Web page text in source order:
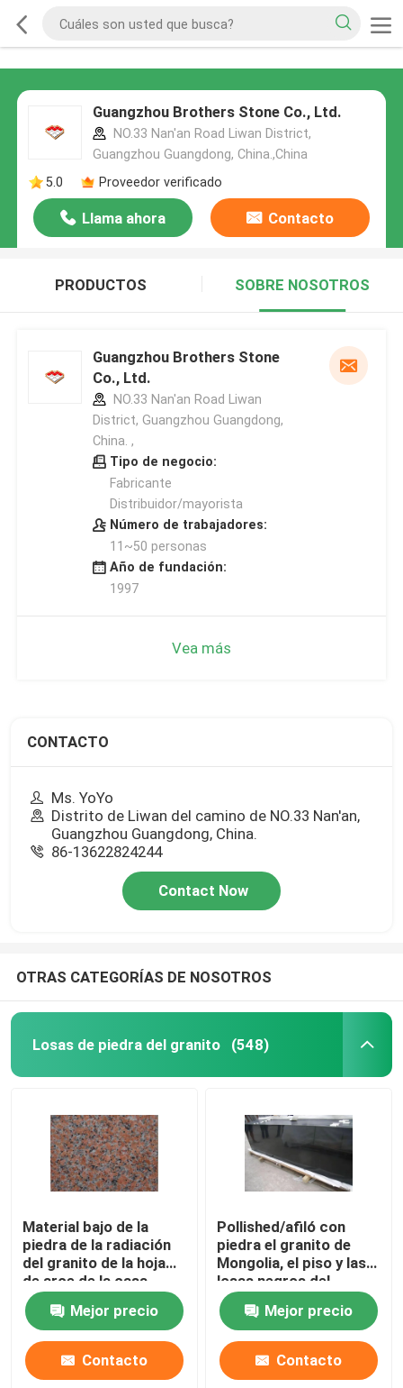
Guangzhou Brothers Stone Co., Ltd.
NO.33 Nan'an Road Liwan District,
Guangzhou Guangdong, China.,China
5.0
Proveedor verificado
Llama ahora Contacto
PRODUCTOS SOBRE NOSOTROS
Guangzhou Brothers Stone
Co., Ltd.
NO.33 Nan'an Road Liwan
District, Guangzhou Guangdong,
China. ,
Tipo de negocio:
Fabricante
Distribuidor/mayorista
Número de trabajadores:
11~50 personas
Año de fundación:
1997
Vea más
CONTACTO
Ms. YoYo
Distrito de Liwan del camino de NO.33 Nan'an,
Guangzhou Guangdong, China.
86-13622824244
Contact Now
OTRAS CATEGORÍAS DE NOSOTROS
Losas de piedra del granito (548)
Material bajo de la
piedra de la radiación
del granito de la hoja
de arce de la casa
G652 de las losas rojas
de la piedraMejor precio
Contacto
Pollished/afiló con
piedra el granito de
Mongolia, el piso y las
losas negros del
granito de la
decoraciónMejor precio
Contacto